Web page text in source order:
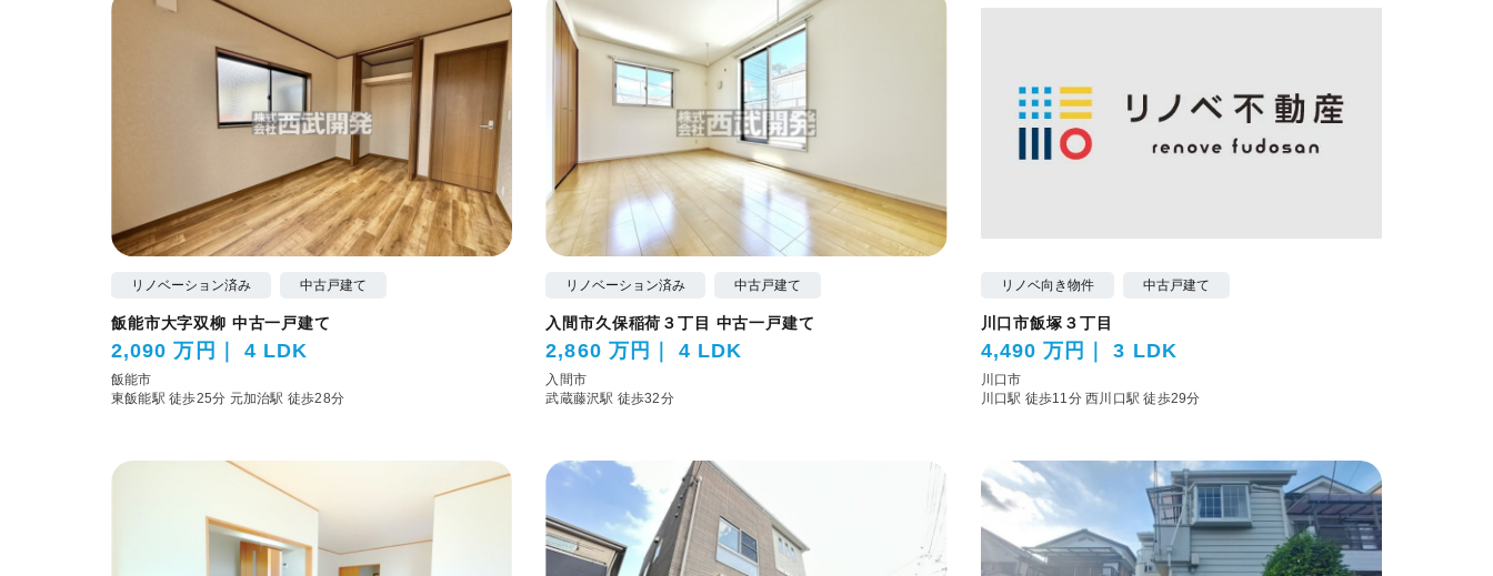
リノベーション済み 中古戸建て
飯能市大字双柳 中古一戸建て
2,090 万円 4 LDK
飯能市
東飯能駅 徒歩25分 元加治駅 徒歩28分
リノベーション済み 中古戸建て
入間市久保稲荷３丁目 中古一戸建て
2,860 万円 4 LDK
入間市
武蔵藤沢駅 徒歩32分
リノベ向き物件 中古戸建て
川口市飯塚３丁目
4,490 万円 3 LDK
川口市
川口駅 徒歩11分西川口駅 徒歩29分